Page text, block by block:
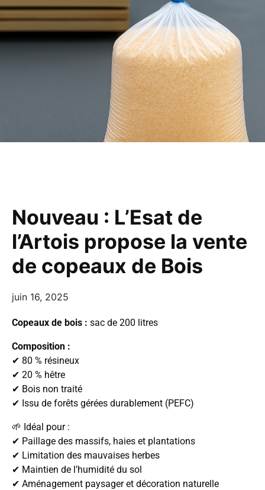
Nouveau : L’Esat de
l’Artois propose la vente
de copeaux de Bois
juin 16, 2025
Copeaux de bois : sac de 200 litres
Composition :
✔ 80 % résineux
✔ 20 % hêtre
✔ Bois non traité
✔ Issu de forêts gérées durablement (PEFC)
🌱 Idéal pour :
✔ Paillage des massifs, haies et plantations
✔ Limitation des mauvaises herbes
✔ Maintien de l’humidité du sol
✔ Aménagement paysager et décoration naturelle